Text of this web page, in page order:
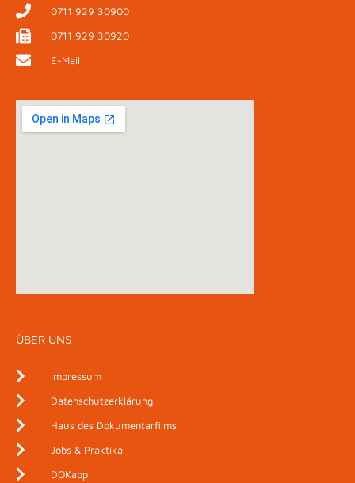
0711 929 30900
0711 929 30920
E-Mail
ÜBER UNS
Impressum
Datenschutzerklärung
Haus des Dokumentarfilms
Jobs & Praktika
DOKapp